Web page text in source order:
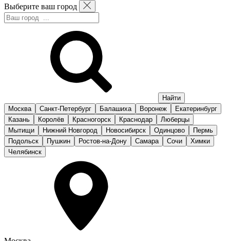
Выберите ваш город
Москва Санкт-Петербург Балашиха Воронеж
Екатеринбург
Казань
Королёв Красногорск Краснодар
Люберцы
Мытищи
Нижний Новгород Новосибирск Одинцово
Пермь
Подольск
Пушкин Ростов-на-Дону Самара Сочи
Химки
Челябинск